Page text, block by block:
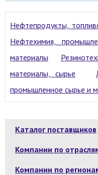
Нефтепродукты,
Нефтехимия,
материалы
материалы, сырье
промышленное сырье и
Каталог поставщиков
Компании по
Компании по